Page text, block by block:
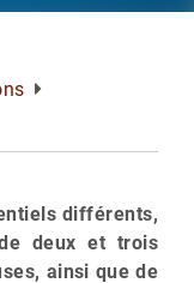
différents,
deux et trois
ainsi que de